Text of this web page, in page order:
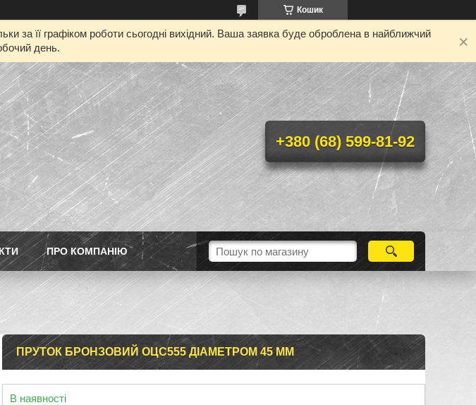
Кошик
за її графіком роботи сьогодні вихідний. Ваша заявка буде оброблена в найближчий
день.
+380 (68) 599-81-92
ПРО КОМПАНІЮ
ПРУТОК БРОНЗОВИЙ ОЦС555 ДІАМЕТРОМ 45 ММ
В наявності